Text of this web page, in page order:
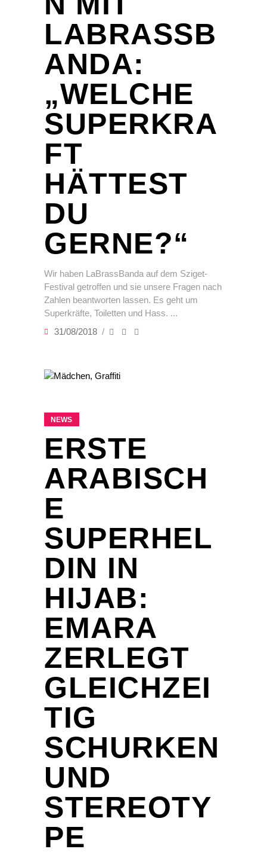
LABRASSB
ANDA:
„WELCHE
SUPERKRA
FT
HÄTTEST
DU
GERNE?“
Wir haben LaBrassBanda auf dem Sziget-
Festival getroffen und sie unsere Fragen nach
Zahlen beantworten lassen. Es geht um
Superkräfte, Toiletten und Hass.
31/08/2018
NEWS
ERSTE
ARABISCH
E
SUPERHEL
DIN IN
HIJAB:
EMARA
ZERLEGT
GLEICHZEI
TIG
SCHURKEN
UND
STEREOTY
PE